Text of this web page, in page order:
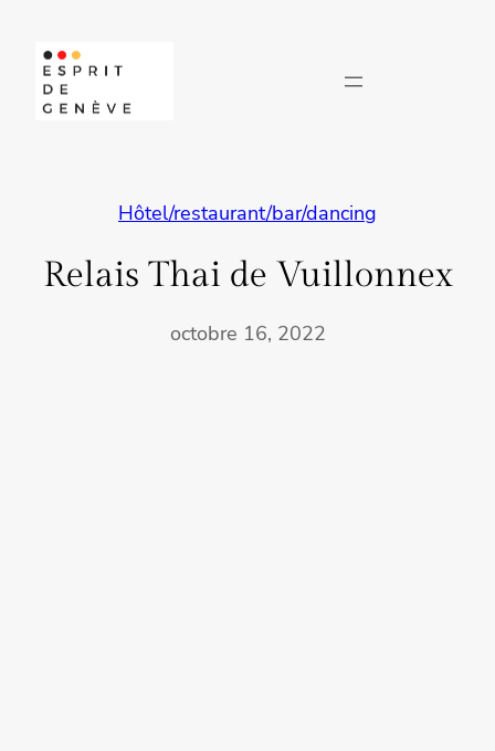
contenu
Hôtel/restaurant/bar/dancing
Relais Thai de Vuillonnex
octobre 16, 2022